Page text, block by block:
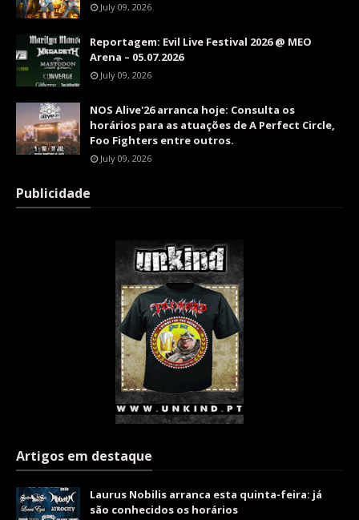
July 09, 2026
Reportagem: Evil Live Festival 2026 @ MEO
Arena – 05.07.2026
July 09, 2026
NOS Alive'26 arranca hoje: Consulta os
horários para as atuações de A Perfect Circle,
Foo Fighters entre outros.
July 09, 2026
Publicidade
Artigos em destaque
Laurus Nobilis arranca esta quinta-feira: já
são conhecidos os horários